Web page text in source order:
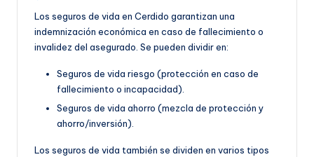
Los seguros de vida en Cerdido garantizan una
indemnización económica en caso de fallecimiento o
invalidez del asegurado. Se pueden dividir en:
Seguros de vida riesgo (protección en caso de
fallecimiento o incapacidad).
Seguros de vida ahorro (mezcla de protección y
ahorro/inversión).
Los seguros de vida también se dividen en varios tipos